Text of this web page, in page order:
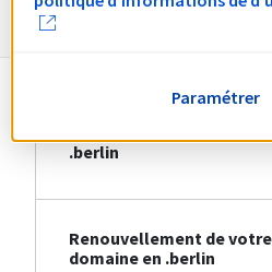
.berlin
Renouvellement de
domaine en .berlin
Paramétrer